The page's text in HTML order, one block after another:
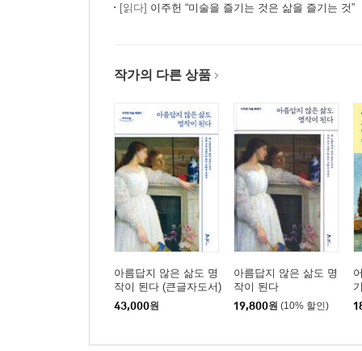
[읽다] 이주헌 “미술을 즐기는 것은 삶을 즐기는 것”
작가의 다른 상품
아름답지 않은 삶도 명
작이 된다 (큰글자도서)
43,000원
아름답지 않은 삶도 명
작이 된다
19,800원 (10% 할인)